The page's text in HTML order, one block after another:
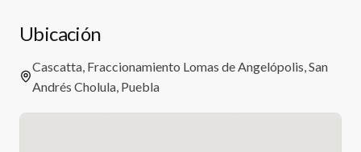
Ubicación
Cascatta, Fraccionamiento Lomas de Angelópolis, San
Andrés Cholula, Puebla